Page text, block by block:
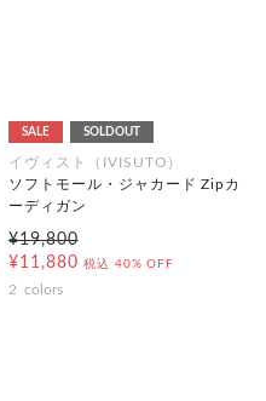
SALE SOLDOUT
イヴィスト（IVISUTO）
ソフトモール・ジャカード Zipカ
ーディガン
¥19,800
¥11,880 税込 40% OFF
2 colors